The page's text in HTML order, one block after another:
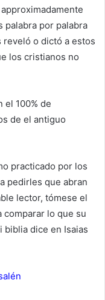
palabra por palabra
reveló o dictó a estos
los cristianos no
el 100% de
de el antiguo
practicado por los
pedirles que abran
lector, tómese el
comparar lo que su
biblia dice en Isaias